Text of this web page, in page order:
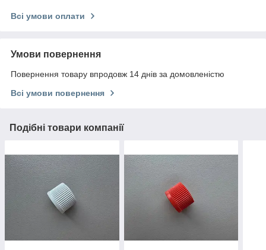
Всі умови оплати
Умови повернення
Повернення товару впродовж 14 днів за домовленістю
Всі умови повернення
Подібні товари компанії